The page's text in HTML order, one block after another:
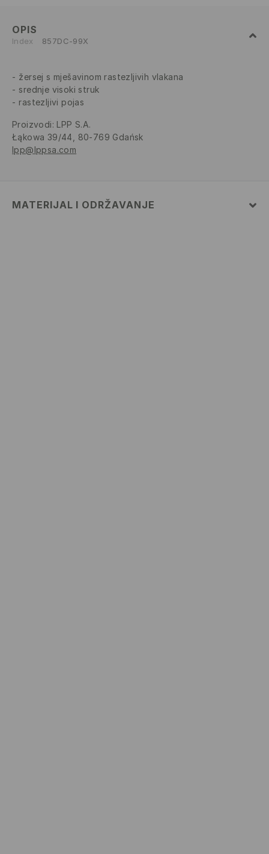
OPIS
Index 857DC-99X
žersej s mješavinom rastezljivih vlakana
srednje visoki struk
rastezljivi pojas
Proizvodi: LPP S.A.
Łąkowa 39/44, 80-769 Gdańsk
lpp@lppsa.com
MATERIJAL I ODRŽAVANJE